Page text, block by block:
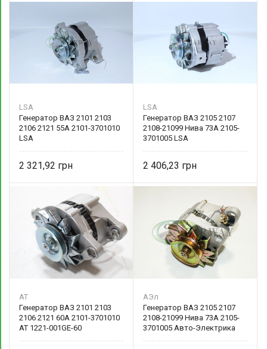
LSA
Генератор ВАЗ 2101 2103
2106 2121 55А 2101-3701010
LSA
2 321,92
LSA
Генератор ВАЗ 2105 2107
2108-21099 Нива 73А 2105-
3701005 LSA
2 406,23
AT
Генератор ВАЗ 2101 2103
2106 2121 60А 2101-3701010
AT 1221-001GE-60
АЭл
Генератор ВАЗ 2105 2107
2108-21099 Нива 73А 2105-
3701005 Авто-Электрика